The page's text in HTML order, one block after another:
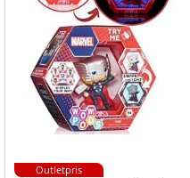
Outletpris